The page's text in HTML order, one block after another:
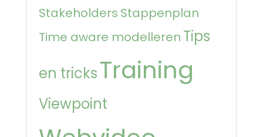
Stakeholders Stappenplan
Time aware modelleren Tips
en tricksTraining
Viewpoint